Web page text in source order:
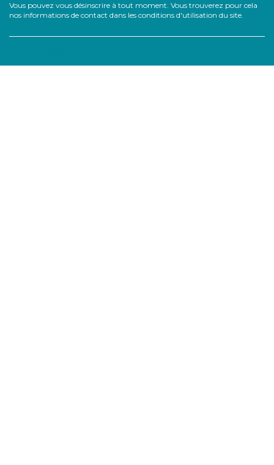
Vous pouvez vous désinscrire à tout moment. Vous trouverez pour cela
nos informations de contact dans les conditions d'utilisation du site.